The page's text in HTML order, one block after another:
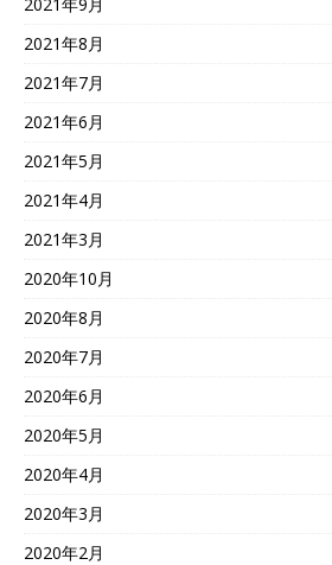
2021年8月
2021年7月
2021年6月
2021年5月
2021年4月
2021年3月
2020年10月
2020年8月
2020年7月
2020年6月
2020年5月
2020年4月
2020年3月
2020年2月